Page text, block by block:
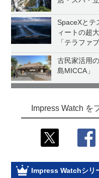
SpaceXとテ
ィートの超
「テラファ
古民家活用
島MICCA」
Impress Watch を
Impress Watchシリ